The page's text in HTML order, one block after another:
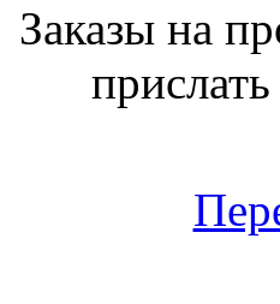
Заказы на